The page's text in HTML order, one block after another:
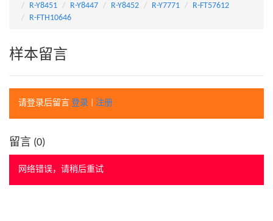
R-Y8451
R-Y8447 R-Y8452 R-Y7771
R-FT57612
R-FTH10646
样本留言
请登录后留言 登录 注册
留言 (0)
网络错误，请稍后重试